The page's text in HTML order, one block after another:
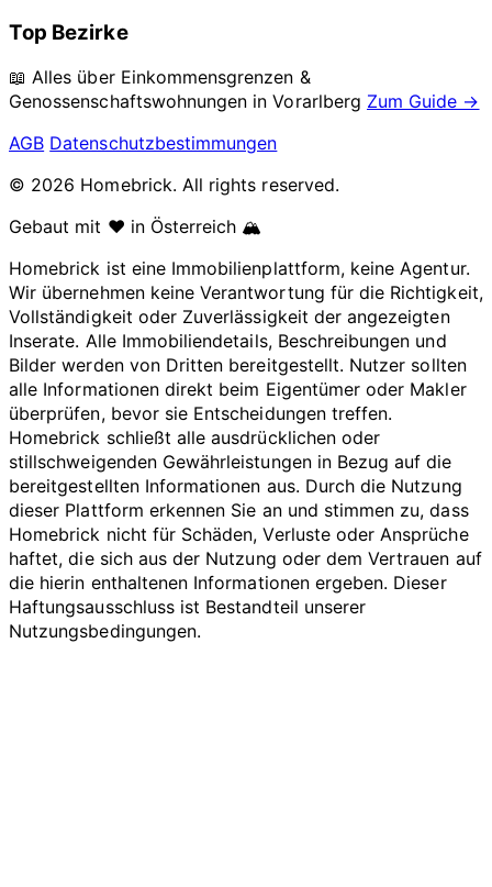
Top Bezirke
📖 Alles über Einkommensgrenzen &
Genossenschaftswohnungen inVorarlberg Zum Guide →
AGB Datenschutzbestimmungen
© 2026 Homebrick. All rights reserved.
Gebaut mit ❤️ in Österreich 🏔️
Homebrick ist eine Immobilienplattform, keine Agentur.
Wir übernehmen keine Verantwortung für die Richtigkeit,
Vollständigkeit oder Zuverlässigkeit der angezeigten
Inserate. Alle Immobiliendetails, Beschreibungen und
Bilder werden von Dritten bereitgestellt. Nutzer sollten
alle Informationen direkt beim Eigentümer oder Makler
überprüfen, bevor sie Entscheidungen treffen.
Homebrick schließt alle ausdrücklichen oder
stillschweigenden Gewährleistungen in Bezug auf die
bereitgestellten Informationen aus. Durch die Nutzung
dieser Plattform erkennen Sie an und stimmen zu, dass
Homebrick nicht für Schäden, Verluste oder Ansprüche
haftet, die sich aus der Nutzung oder dem Vertrauen auf
die hierin enthaltenen Informationen ergeben. Dieser
Haftungsausschluss ist Bestandteil unserer
Nutzungsbedingungen.